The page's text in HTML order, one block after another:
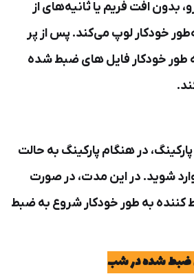
بدون افت فریم یا ثانیه‌های از
خودکار لوپ می‌کند. پس از پر
طور خودکار فایل های ضبط شده
2 ساعته پارکینگ، در هنگام پارکینگ به حالت
شوید. در این مدت، در صورت
کننده به طور خودکار شروع به ضبط
ضبط شده در شب